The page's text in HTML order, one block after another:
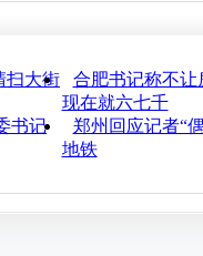
扫大街
合肥书记称不让
现在就六七千
书记
郑州回应记者“
地铁